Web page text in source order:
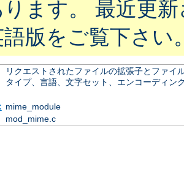
ます。 最近更
版をご覧下さい
リクエストされたファイルの拡張子とファ
タイプ、言語、文字セット、エンコーディン
mime_module
mod_mime.c